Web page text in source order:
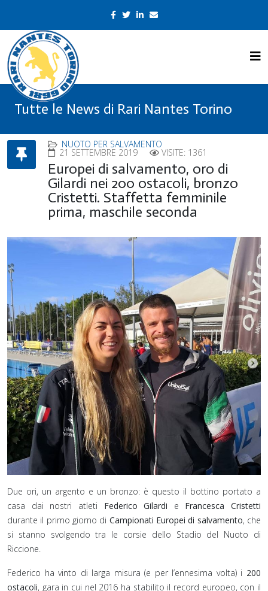
Tutte le News di Rari Nantes Torino
NUOTO PER SALVAMENTO
21 SETTEMBRE 2019 VISITE: 1361
Europei di salvamento, oro di
Gilardi nei 200 ostacoli, bronzo
Cristetti. Staffetta femminile
prima, maschile seconda
Due ori, un argento e un bronzo: è questo il bottino portato a
casa dai nostri atleti Federico Gilardi e Francesca Cristetti
durante il primo giorno di Campionati Europei di salvamento, che
si stanno svolgendo tra le corsie dello Stadio del Nuoto di
Riccione.
Federico ha vinto di larga misura (e per l’ennesima volta) i 200
ostacoli, gara in cui nel 2016 ha stabilito il record europeo, con il